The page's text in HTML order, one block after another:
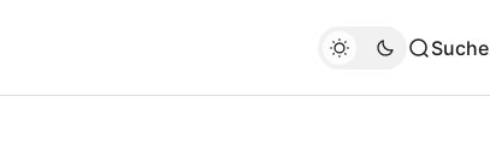
Suche